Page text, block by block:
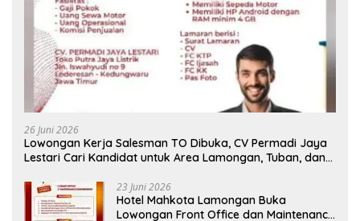
26 Juni 2026
Lowongan Kerja Salesman TO Dibuka, CV Permadi Jaya
Lestari Cari Kandidat untuk Area Lamongan, Tuban, dan
23 Juni 2026
Hotel Mahkota Lamongan Buka
Lowongan Front Office dan Maintenance